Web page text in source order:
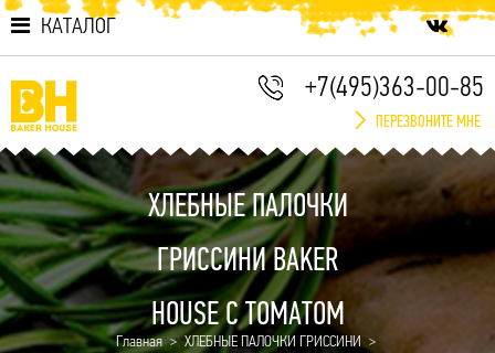
КАТАЛОГ
+7(495)363-00-85
ПЕРЕЗВОНИТЕ МНЕ
ХЛЕБНЫЕ ПАЛОЧКИ
ГРИССИНИ BAKER
HOUSE С ТОМАТОМ
Главная
ХЛЕБНЫЕ ПАЛОЧКИ ГРИССИНИ